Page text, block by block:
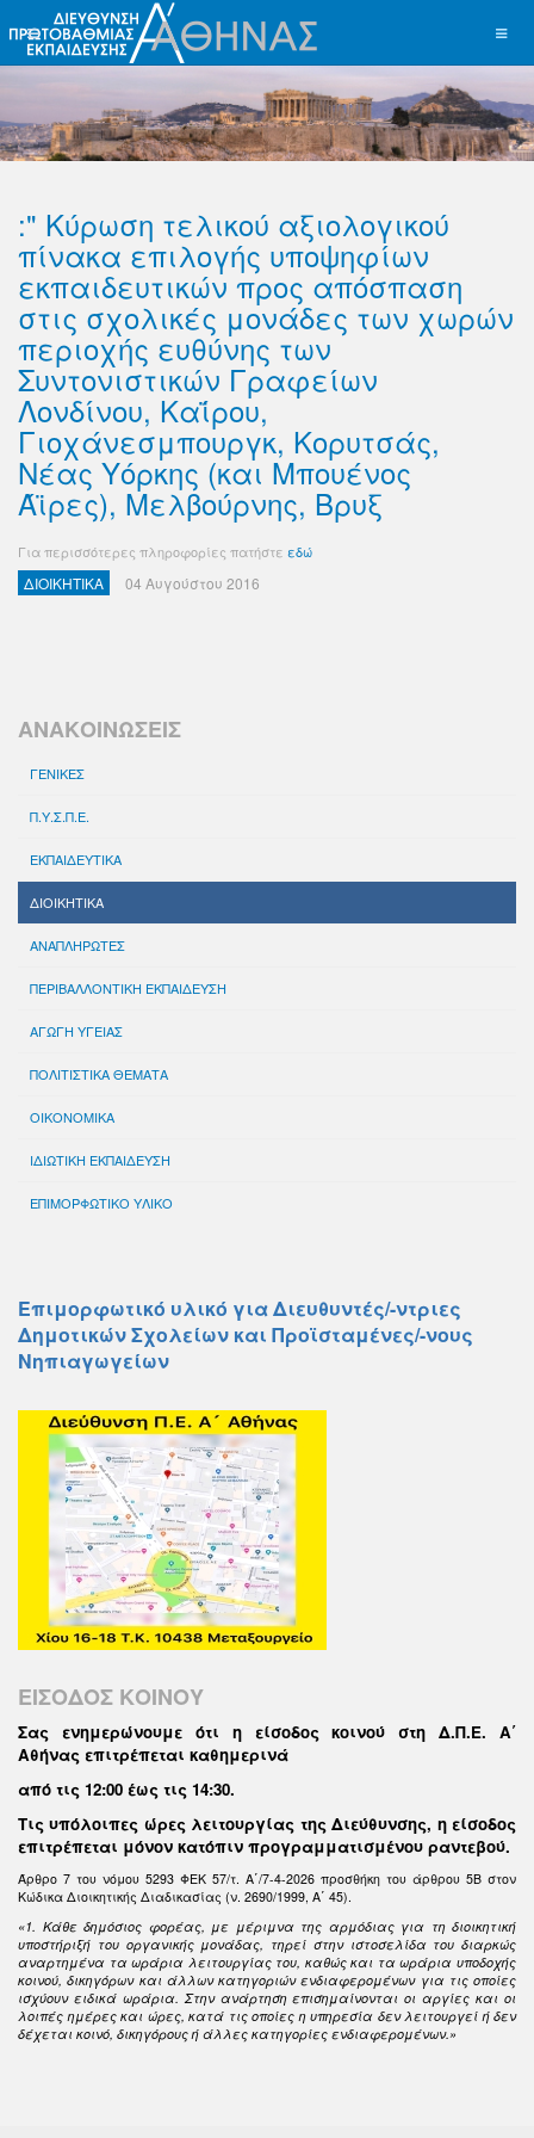
:" Κύρωση τελικού αξιολογικού
πίνακα επιλογής υποψηφίων
εκπαιδευτικών προς απόσπαση
στις σχολικές μονάδες των χωρών
περιοχής ευθύνης των
Συντονιστικών Γραφείων
Λονδίνου, Καΐρου,
Γιοχάνεσμπουργκ, Κορυτσάς,
Νέας Υόρκης (και Μπουένος
Άϊρες), Μελβούρνης, Βρυξ
Για περισσότερες πληροφορίες πατήστε εδώ
ΔΙΟΙΚΗΤΙΚΑ 04 Αυγούστου 2016
ΑΝΑΚΟΙΝΩΣΕΙΣ
ΓΕΝΙΚΕΣ
Π.Υ.Σ.Π.Ε.
ΕΚΠΑΙΔΕΥΤΙΚΑ
ΔΙΟΙΚΗΤΙΚΑ
ΑΝΑΠΛΗΡΩΤΕΣ
ΠΕΡΙΒΑΛΛΟΝΤΙΚΗ ΕΚΠΑΙΔΕΥΣΗ
ΑΓΩΓΗ ΥΓΕΙΑΣ
ΠΟΛΙΤΙΣΤΙΚΑ ΘΕΜΑΤΑ
ΟΙΚΟΝΟΜΙΚΑ
ΙΔΙΩΤΙΚΗ ΕΚΠΑΙΔΕΥΣΗ
ΕΠΙΜΟΡΦΩΤΙΚΟ ΥΛΙΚΟ
Επιμορφωτικό υλικό για Διευθυντές/-ντριες
Δημοτικών Σχολείων και Προϊσταμένες/-νους
Νηπιαγωγείων
ΕΙΣΟΔΟΣ ΚΟΙΝΟΥ
Σας ενημερώνουμε ότι η είσοδος κοινού στη Δ.Π.Ε. Α΄
Αθήνας επιτρέπεται καθημερινά
από τις 12:00 έως τις 14:30.
Τις υπόλοιπες ώρες λειτουργίας της Διεύθυνσης, η είσοδος
επιτρέπεται μόνον κατόπιν προγραμματισμένου ραντεβού.
Άρθρο 7 του νόμου 5293 ΦΕΚ 57/τ. Α΄/7-4-2026 προσθήκη του άρθρου 5Β στον
Κώδικα Διοικητικής Διαδικασίας (ν. 2690/1999, Α΄ 45).
«1. Κάθε δημόσιος φορέας, με μέριμνα της αρμόδιας για τη διοικητική
υποστήριξή του οργανικής μονάδας, τηρεί στην ιστοσελίδα του διαρκώς
αναρτημένα τα ωράρια λειτουργίας του, καθώς και τα ωράρια υποδοχής
κοινού, δικηγόρων και άλλων κατηγοριών ενδιαφερομένων για τις οποίες
ισχύουν ειδικά ωράρια. Στην ανάρτηση επισημαίνονται οι αργίες και οι
λοιπές ημέρες και ώρες, κατά τις οποίες η υπηρεσία δεν λειτουργεί ή δεν
δέχεται κοινό, δικηγόρους ή άλλες κατηγορίες ενδιαφερομένων.»